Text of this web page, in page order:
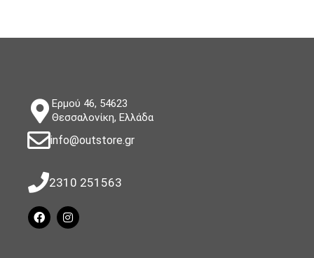
Ερμού 46, 54623
Θεσσαλονίκη, Ελλάδα
info@outstore.gr
2310 251563